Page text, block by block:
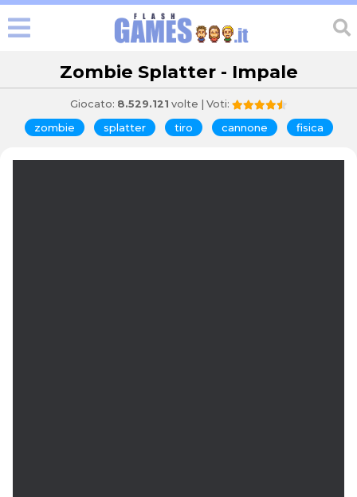
Zombie Splatter - Impale
Giocato: 8.529.121 volte | Voti:
zombie splatter tiro cannone fisica